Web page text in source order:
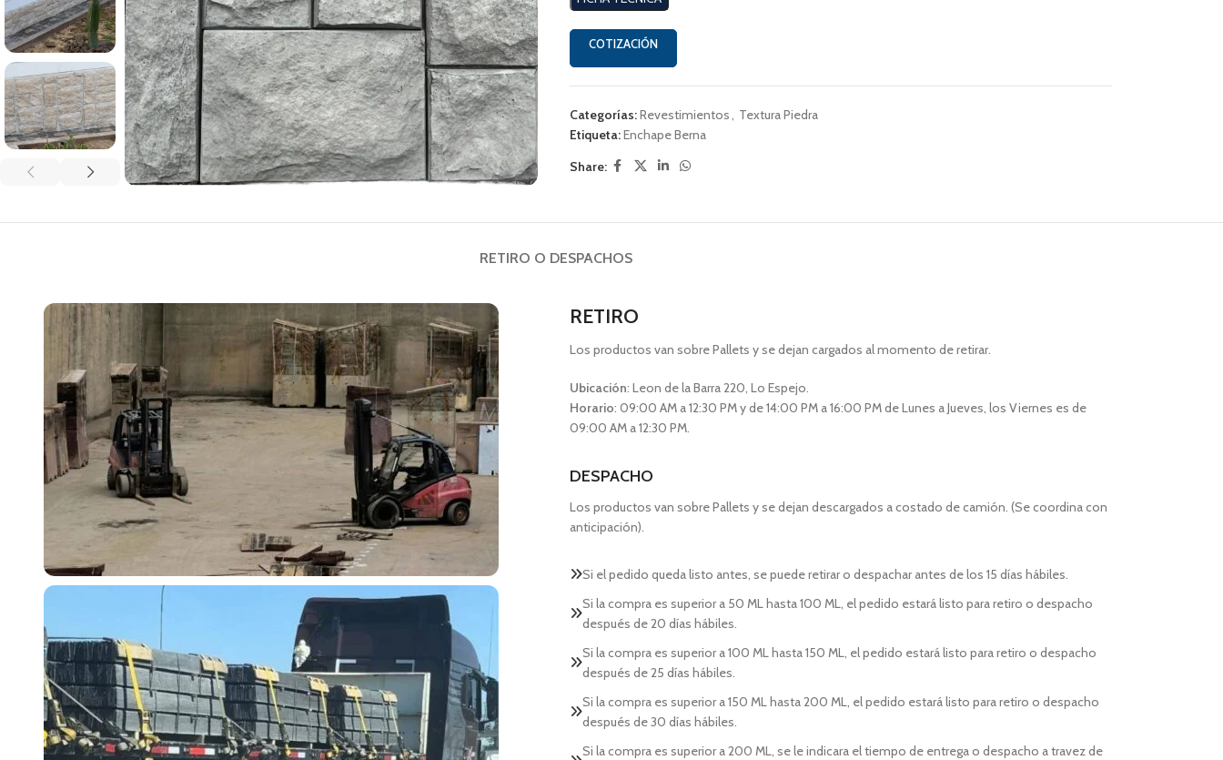
COTIZACIÓN
Categorías:Revestimientos, Textura Piedra
Etiqueta:Enchape Berna
Share:
RETIRO O DESPACHOS
RETIRO
Los productos van sobre Pallets y se dejan cargados al momento de retirar.
Ubicación: Leon de la Barra 220, Lo Espejo.
Horario: 09:00 AM a 12:30 PM y de 14:00 PM a 16:00 PM de Lunes a Jueves, los Viernes es de
09:00 AM a 12:30 PM.
DESPACHO
Los productos van sobre Pallets y se dejan descargados a costado de camión. (Se coordina con
anticipación).
Si el pedido queda listo antes, se puede retirar o despachar antes de los 15 días hábiles.
Si la compra es superior a 50 ML hasta 100 ML, el pedido estará listo para retiro o despacho
después de 20 días hábiles.
Si la compra es superior a 100 ML hasta 150 ML, el pedido estará listo para retiro o despacho
después de 25 días hábiles.
Si la compra es superior a 150 ML hasta 200 ML, el pedido estará listo para retiro o despacho
después de 30 días hábiles.
Si la compra es superior a 200 ML, se le indicara el tiempo de entrega o despacho a travez de